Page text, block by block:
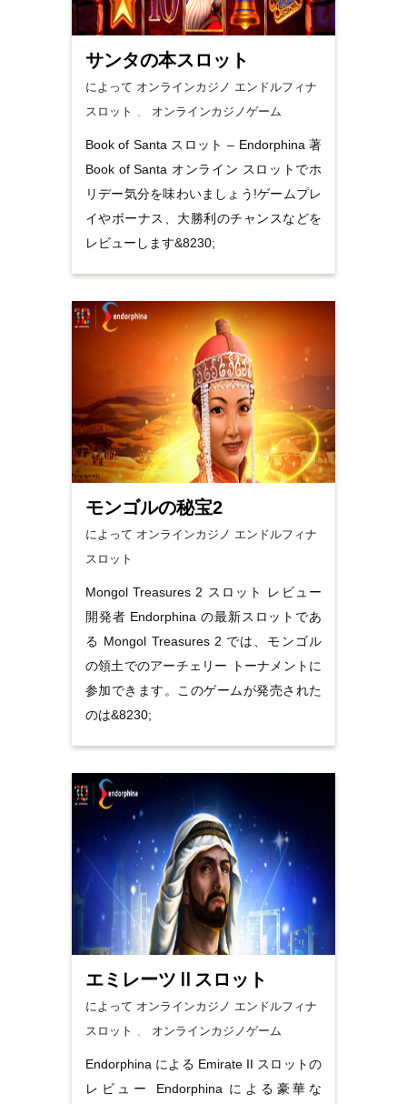
サンタの本スロット
によって オンラインカジノ エンドルフィナ
スロット
オンラインカジノゲーム
Book of Santa スロット – Endorphina 著
Book of Santa オンライン スロットでホ
リデー気分を味わいましょう!ゲームプレ
イやボーナス、大勝利のチャンスなどを
レビューします&8230;
モンゴルの秘宝2
によって オンラインカジノ エンドルフィナ
スロット
Mongol Treasures 2 スロット レビュー
開発者 Endorphina の最新スロットであ
る Mongol Treasures 2 では、モンゴル
の領土でのアーチェリー トーナメントに
参加できます。このゲームが発売された
のは&8230;
エミレーツⅡスロット
によって オンラインカジノ エンドルフィナ
スロット
オンラインカジノゲーム
Endorphina による Emirate II スロットの
レビュー Endorphina による豪華な